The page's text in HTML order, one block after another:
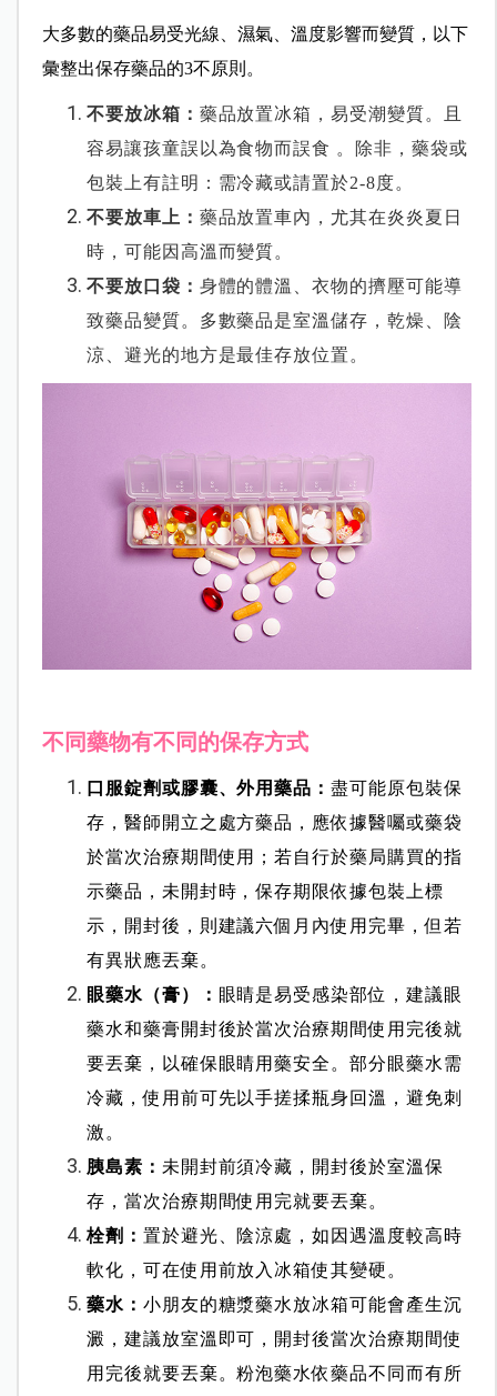
大多數的藥品易受光線、濕氣、溫度影響而變質，以下
彙整出保存藥品的3不原則。
不要放冰箱： 藥品放置冰箱，易受潮變質。且
容易讓孩童誤以為食物而誤食 。除非，藥袋或
包裝上有註明：需冷藏或請置於2-8度。
不要放車上： 藥品放置車內，尤其在炎炎夏日
時，可能因高溫而變質。
不要放口袋： 身體的體溫、衣物的擠壓可能導
致藥品變質。多數藥品是室溫儲存，乾燥、陰
涼、避光的地方是最佳存放位置。
不同藥物有不同的保存方式
口服錠劑或膠囊、外用藥品：盡可能原包裝保
存，醫師開立之處方藥品，應依據醫囑或藥袋
於當次治療期間使用；若自行於藥局購買的指
示藥品，未開封時，保存期限依據包裝上標
示，開封後，則建議六個月內使用完畢，但若
有異狀應丟棄。
眼藥水（膏）： 眼睛是易受感染部位，建議眼
藥水和藥膏開封後於當次治療期間使用完後就
要丟棄，以確保眼睛用藥安全。部分眼藥水需
冷藏，使用前可先以手搓揉瓶身回溫，避免刺
激。
胰島素： 未開封前須冷藏，開封後於室溫保
存，當次治療期間使用完就要丟棄。
栓劑： 置於避光、陰涼處，如因遇溫度較高時
軟化，可在使用前放入冰箱使其變硬。
藥水： 小朋友的糖漿藥水放冰箱可能會產生沉
澱，建議放室溫即可，開封後當次治療期間使
用完後就要丟棄。粉泡藥水依藥品不同而有所